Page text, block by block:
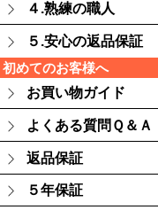
４.熟練の職人
５.安心の返品保証
初めてのお客様へ
お買い物ガイド
よくある質問Ｑ＆Ａ
返品保証
５年保証